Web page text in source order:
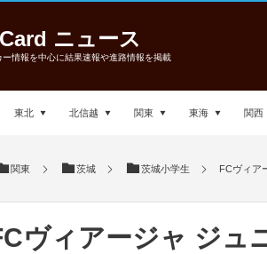
ニュース
ー情報を中心に結果速報や進路情報を掲載
東北 北信越 関東 東海 関西
関東 茨城 茨城小学生 FCヴィア
ヴィアージャ ジュ